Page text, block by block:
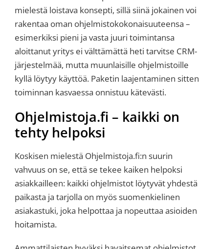
mielestä loistava konsepti, sillä siinä jokainen voi
rakentaa oman ohjelmistokokonaisuuteensa –
esimerkiksi pieni ja vasta juuri toimintansa
aloittanut yritys ei välttämättä heti tarvitse CRM-
järjestelmää, mutta muunlaisille ohjelmistoille
kyllä löytyy käyttöä. Paketin laajentaminen sitten
toiminnan kasvaessa onnistuu kätevästi.
Ohjelmistoja.fi – kaikki on
tehty helpoksi
Koskisen mielestä Ohjelmistoja.fi:n suurin
vahvuus on se, että se tekee kaiken helpoksi
asiakkailleen: kaikki ohjelmistot löytyvät yhdestä
paikasta ja tarjolla on myös suomenkielinen
asiakastuki, joka helpottaa ja nopeuttaa asioiden
hoitamista.